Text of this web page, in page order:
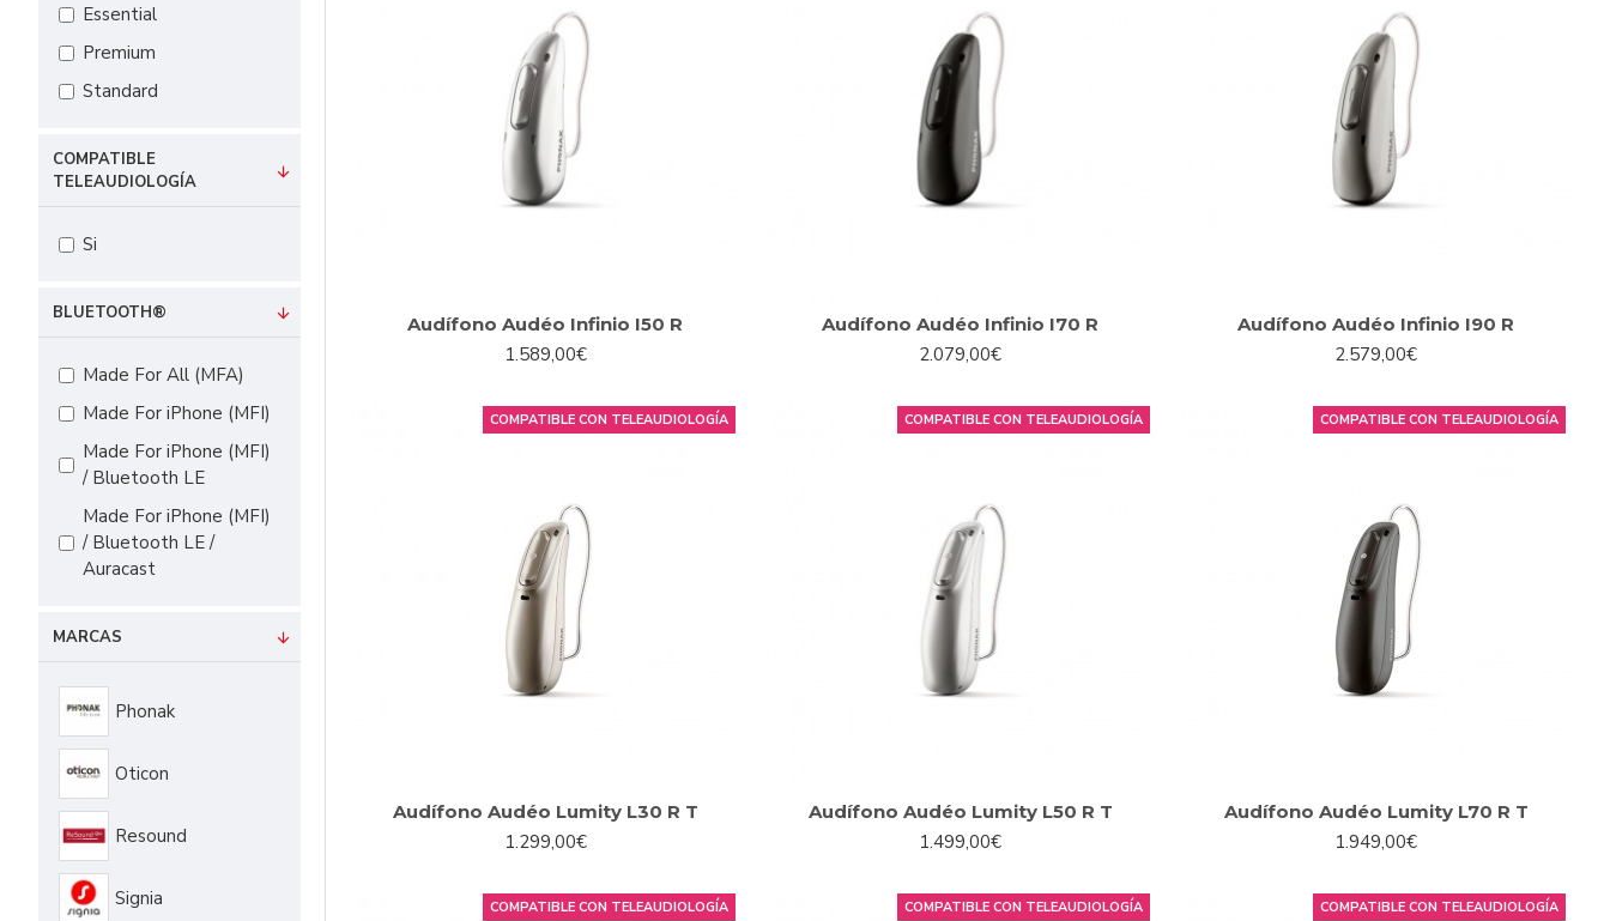
MARCAS
Phonak
Oticon
Resound
Signia
Essential
Premium
Standard
BLUETOOTH®
Made For All (MFA)
Made For iPhone (MFI)
Made For iPhone (MFI)
/ Bluetooth LE
Made For iPhone (MFI)
/ Bluetooth LE /
Auracast
COMPATIBLE
TELEAUDIOLOGÍA
Si
Audífono Audéo Infinio I50 R
1.589,00€
Audífono Audéo Infinio I70 R
2.079,00€
Audífono Audéo Infinio I90 R
2.579,00€
COMPATIBLE CON TELEAUDIOLOGÍA
Audífono Audéo Lumity L30 R T
1.299,00€
COMPATIBLE CON TELEAUDIOLOGÍA
Audífono Audéo Lumity L50 R T
1.499,00€
COMPATIBLE CON TELEAUDIOLOGÍA
Audífono Audéo Lumity L70 R T
1.949,00€
COMPATIBLE CON TELEAUDIOLOGÍA COMPATIBLE CON TELEAUDIOLOGÍA COMPATIBLE CON TELEAUDIOLOGÍA